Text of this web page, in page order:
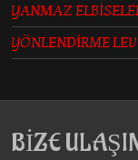
YANMAZ
YÖNLENDİRME
BİZE